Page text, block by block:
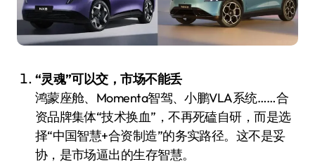
“灵魂”可以交，市场不能丢
鸿蒙座舱、Momenta智驾、小鹏VLA系统……合
资品牌集体“技术换血”，不再死磕自研，而是选
择“中国智慧+合资制造”的务实路径。这不是妥
协，是市场逼出的生存智慧。